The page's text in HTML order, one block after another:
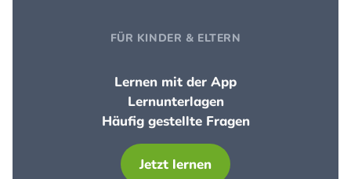
FÜR KINDER & ELTERN
Lernen mit der App
Lernunterlagen
Häufig gestellte Fragen
Jetzt lernen